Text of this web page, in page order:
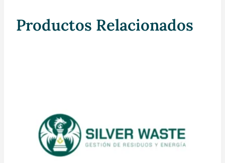
Productos Relacionados